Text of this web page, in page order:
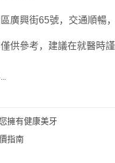
興街65號，交通順暢，
參考，建議在就醫時謹
擁有健康美牙
指南